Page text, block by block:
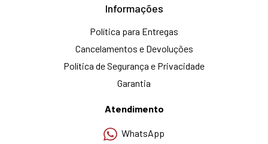
Informações
Política para Entregas
Cancelamentos e Devoluções
Política de Segurança e Privacidade
Garantia
Atendimento
WhatsApp